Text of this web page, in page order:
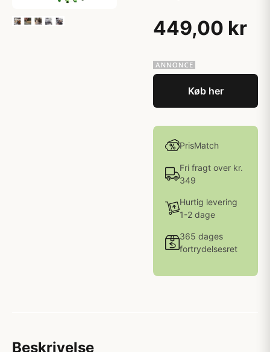
449,00 kr
Køb her
PrisMatch
Fri fragt over kr.
349
Hurtig levering
1-2 dage
365 dages
fortrydelsesret
Beskrivelse